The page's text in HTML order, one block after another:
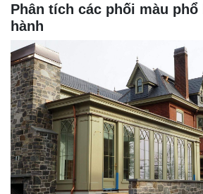
Phân tích các phối màu
hành